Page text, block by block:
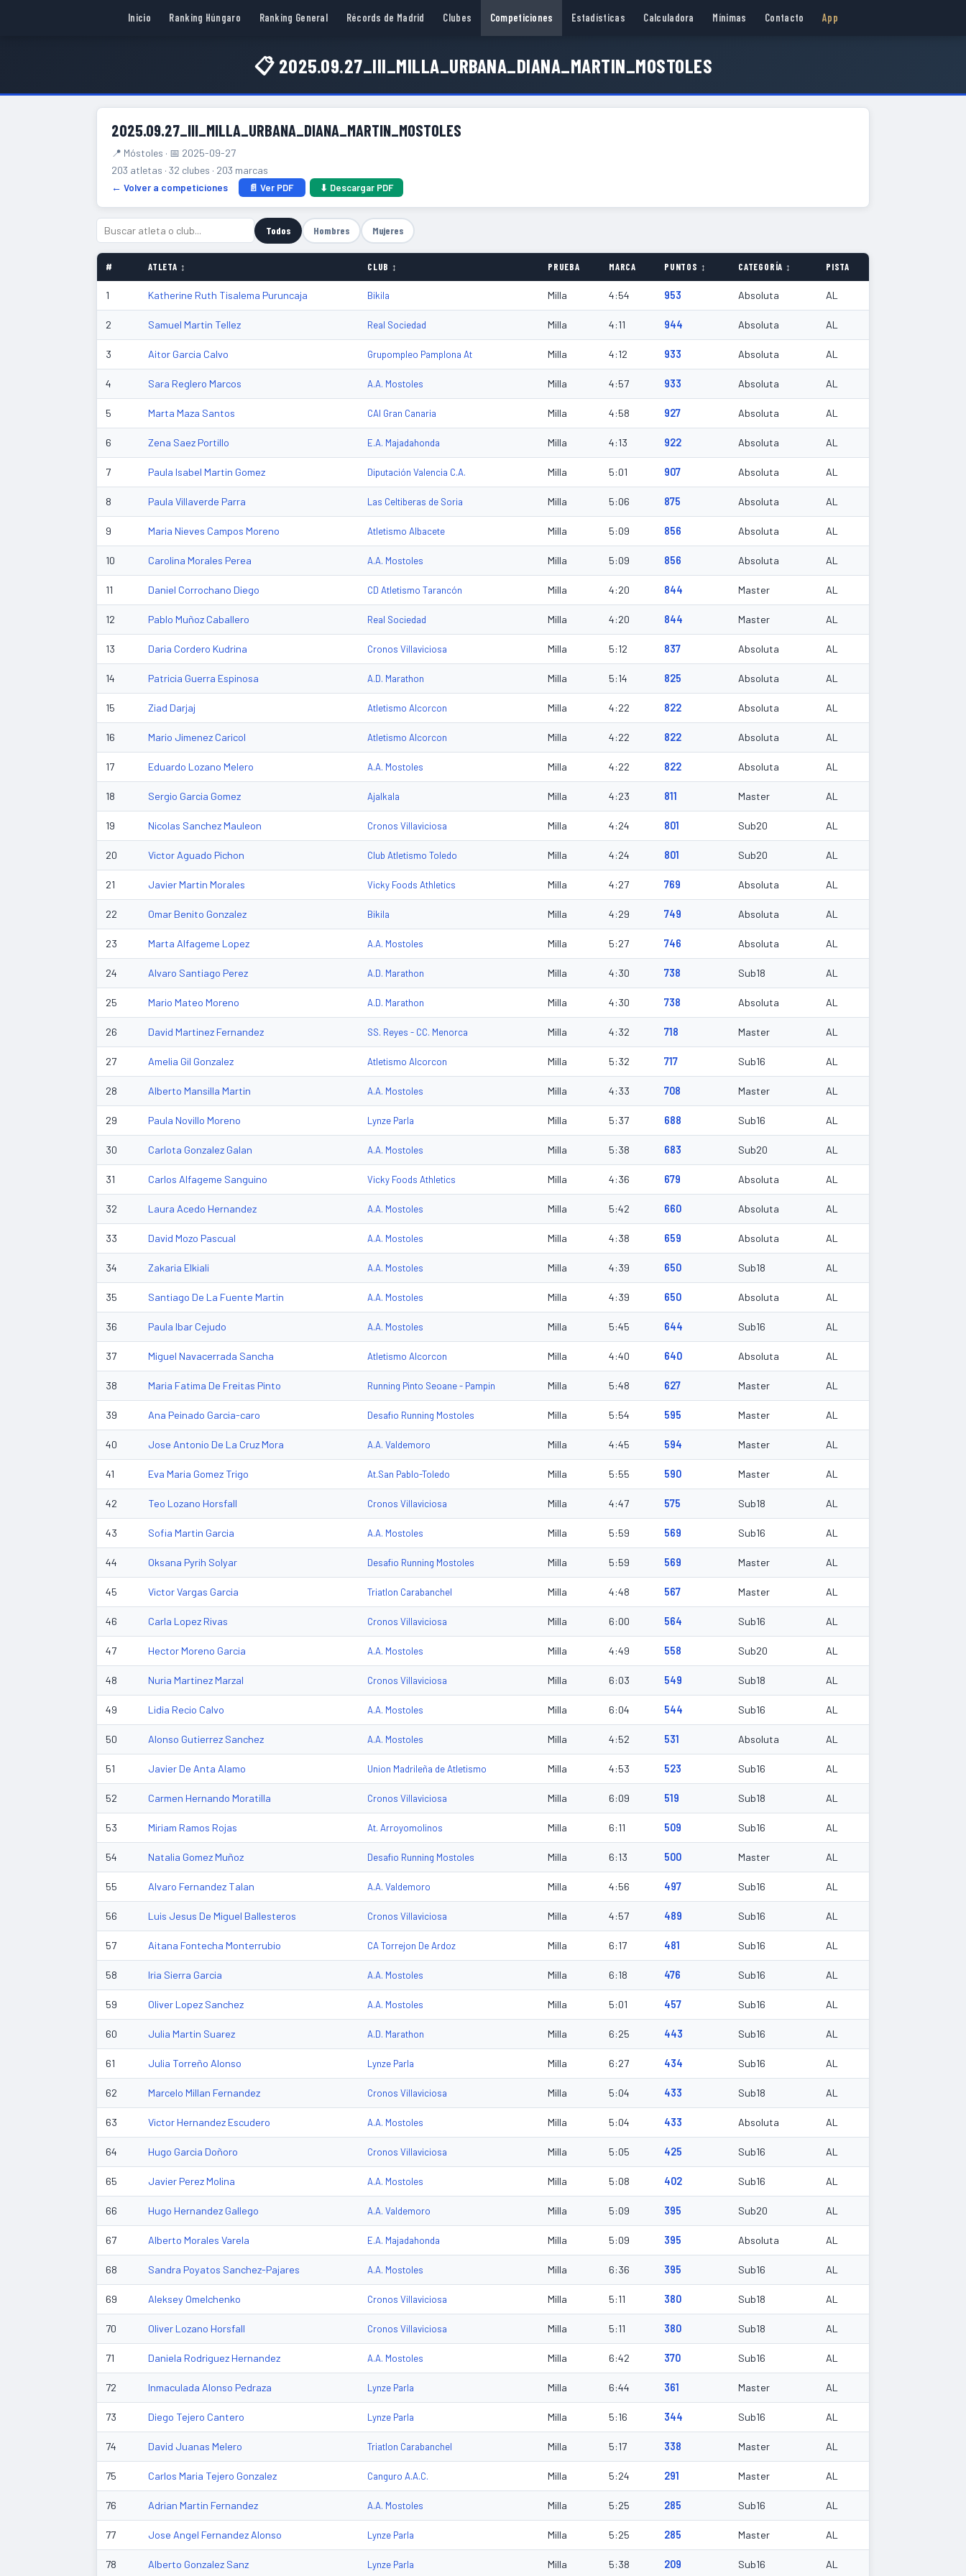
Inicio Ranking Húngaro Ranking General Récords de Madrid Clubes Competiciones Estadísticas Calculadora Mínimas Contacto App
📋 2025.09.27_III_MILLA_URBANA_DIANA_MARTIN_MOSTOLES
2025.09.27_III_MILLA_URBANA_DIANA_MARTIN_MOSTOLES
📍 Móstoles · 📅 2025-09-27
203 atletas · 32 clubes · 203 marcas
← Volver a competiciones
📄 Ver PDF ⬇ Descargar PDF
Todos Hombres Mujeres
# ATLETA ↕ CLUB ↕ PRUEBA MARCA PUNTOS ↕ CATEGORÍA ↕ PISTA
1 Katherine Ruth Tisalema Puruncaja Bikila Milla 4:54 953 Absoluta AL
2 Samuel Martin Tellez Real Sociedad Milla 4:11 944 Absoluta AL
3 Aitor Garcia Calvo Grupompleo Pamplona At Milla 4:12 933 Absoluta AL
4 Sara Reglero Marcos A.A. Mostoles Milla 4:57 933 Absoluta AL
5 Marta Maza Santos CAI Gran Canaria Milla 4:58 927 Absoluta AL
6 Zena Saez Portillo E.A. Majadahonda Milla 4:13 922 Absoluta AL
7 Paula Isabel Martin Gomez Diputación Valencia C.A. Milla 5:01 907 Absoluta AL
8 Paula Villaverde Parra Las Celtiberas de Soria Milla 5:06 875 Absoluta AL
9 Maria Nieves Campos Moreno Atletismo Albacete Milla 5:09 856 Absoluta AL
10 Carolina Morales Perea A.A. Mostoles Milla 5:09 856 Absoluta AL
11 Daniel Corrochano Diego CD Atletismo Tarancón Milla 4:20 844 Master AL
12 Pablo Muñoz Caballero Real Sociedad Milla 4:20 844 Master AL
13 Daria Cordero Kudrina Cronos Villaviciosa Milla 5:12 837 Absoluta AL
14 Patricia Guerra Espinosa A.D. Marathon Milla 5:14 825 Absoluta AL
15 Ziad Darjaj Atletismo Alcorcon Milla 4:22 822 Absoluta AL
16 Mario Jimenez Caricol Atletismo Alcorcon Milla 4:22 822 Absoluta AL
17 Eduardo Lozano Melero A.A. Mostoles Milla 4:22 822 Absoluta AL
18 Sergio Garcia Gomez Ajalkala Milla 4:23 811 Master AL
19 Nicolas Sanchez Mauleon Cronos Villaviciosa Milla 4:24 801 Sub20 AL
20 Victor Aguado Pichon Club Atletismo Toledo Milla 4:24 801 Sub20 AL
21 Javier Martin Morales Vicky Foods Athletics Milla 4:27 769 Absoluta AL
22 Omar Benito Gonzalez Bikila Milla 4:29 749 Absoluta AL
23 Marta Alfageme Lopez A.A. Mostoles Milla 5:27 746 Absoluta AL
24 Alvaro Santiago Perez A.D. Marathon Milla 4:30 738 Sub18 AL
25 Mario Mateo Moreno A.D. Marathon Milla 4:30 738 Absoluta AL
26 David Martinez Fernandez SS. Reyes - CC. Menorca Milla 4:32 718 Master AL
27 Amelia Gil Gonzalez Atletismo Alcorcon Milla 5:32 717 Sub16 AL
28 Alberto Mansilla Martin A.A. Mostoles Milla 4:33 708 Master AL
29 Paula Novillo Moreno Lynze Parla Milla 5:37 688 Sub16 AL
30 Carlota Gonzalez Galan A.A. Mostoles Milla 5:38 683 Sub20 AL
31 Carlos Alfageme Sanguino Vicky Foods Athletics Milla 4:36 679 Absoluta AL
32 Laura Acedo Hernandez A.A. Mostoles Milla 5:42 660 Absoluta AL
33 David Mozo Pascual A.A. Mostoles Milla 4:38 659 Absoluta AL
34 Zakaria Elkiali A.A. Mostoles Milla 4:39 650 Sub18 AL
35 Santiago De La Fuente Martin A.A. Mostoles Milla 4:39 650 Absoluta AL
36 Paula Ibar Cejudo A.A. Mostoles Milla 5:45 644 Sub16 AL
37 Miguel Navacerrada Sancha Atletismo Alcorcon Milla 4:40 640 Absoluta AL
38 Maria Fatima De Freitas Pinto Running Pinto Seoane - Pampin Milla 5:48 627 Master AL
39 Ana Peinado Garcia-caro Desafio Running Mostoles Milla 5:54 595 Master AL
40 Jose Antonio De La Cruz Mora A.A. Valdemoro Milla 4:45 594 Master AL
41 Eva Maria Gomez Trigo At.San Pablo-Toledo Milla 5:55 590 Master AL
42 Teo Lozano Horsfall Cronos Villaviciosa Milla 4:47 575 Sub18 AL
43 Sofia Martin Garcia A.A. Mostoles Milla 5:59 569 Sub16 AL
44 Oksana Pyrih Solyar Desafio Running Mostoles Milla 5:59 569 Master AL
45 Victor Vargas Garcia Triatlon Carabanchel Milla 4:48 567 Master AL
46 Carla Lopez Rivas Cronos Villaviciosa Milla 6:00 564 Sub16 AL
47 Hector Moreno Garcia A.A. Mostoles Milla 4:49 558 Sub20 AL
48 Nuria Martinez Marzal Cronos Villaviciosa Milla 6:03 549 Sub18 AL
49 Lidia Recio Calvo A.A. Mostoles Milla 6:04 544 Sub16 AL
50 Alonso Gutierrez Sanchez A.A. Mostoles Milla 4:52 531 Absoluta AL
51 Javier De Anta Alamo Union Madrileña de Atletismo Milla 4:53 523 Sub16 AL
52 Carmen Hernando Moratilla Cronos Villaviciosa Milla 6:09 519 Sub18 AL
53 Miriam Ramos Rojas At. Arroyomolinos Milla 6:11 509 Sub16 AL
54 Natalia Gomez Muñoz Desafio Running Mostoles Milla 6:13 500 Master AL
55 Alvaro Fernandez Talan A.A. Valdemoro Milla 4:56 497 Sub16 AL
56 Luis Jesus De Miguel Ballesteros Cronos Villaviciosa Milla 4:57 489 Sub16 AL
57 Aitana Fontecha Monterrubio CA Torrejon De Ardoz Milla 6:17 481 Sub16 AL
58 Iria Sierra Garcia A.A. Mostoles Milla 6:18 476 Sub16 AL
59 Oliver Lopez Sanchez A.A. Mostoles Milla 5:01 457 Sub16 AL
60 Julia Martin Suarez A.D. Marathon Milla 6:25 443 Sub16 AL
61 Julia Torreño Alonso Lynze Parla Milla 6:27 434 Sub16 AL
62 Marcelo Millan Fernandez Cronos Villaviciosa Milla 5:04 433 Sub18 AL
63 Victor Hernandez Escudero A.A. Mostoles Milla 5:04 433 Absoluta AL
64 Hugo Garcia Doñoro Cronos Villaviciosa Milla 5:05 425 Sub16 AL
65 Javier Perez Molina A.A. Mostoles Milla 5:08 402 Sub16 AL
66 Hugo Hernandez Gallego A.A. Valdemoro Milla 5:09 395 Sub20 AL
67 Alberto Morales Varela E.A. Majadahonda Milla 5:09 395 Absoluta AL
68 Sandra Poyatos Sanchez-Pajares A.A. Mostoles Milla 6:36 395 Sub16 AL
69 Aleksey Omelchenko Cronos Villaviciosa Milla 5:11 380 Sub18 AL
70 Oliver Lozano Horsfall Cronos Villaviciosa Milla 5:11 380 Sub18 AL
71 Daniela Rodriguez Hernandez A.A. Mostoles Milla 6:42 370 Sub16 AL
72 Inmaculada Alonso Pedraza Lynze Parla Milla 6:44 361 Master AL
73 Diego Tejero Cantero Lynze Parla Milla 5:16 344 Sub16 AL
74 David Juanas Melero Triatlon Carabanchel Milla 5:17 338 Master AL
75 Carlos Maria Tejero Gonzalez Canguro A.A.C. Milla 5:24 291 Master AL
76 Adrian Martin Fernandez A.A. Mostoles Milla 5:25 285 Sub16 AL
77 Jose Angel Fernandez Alonso Lynze Parla Milla 5:25 285 Master AL
78 Alberto Gonzalez Sanz Lynze Parla Milla 5:38 209 Sub16 AL